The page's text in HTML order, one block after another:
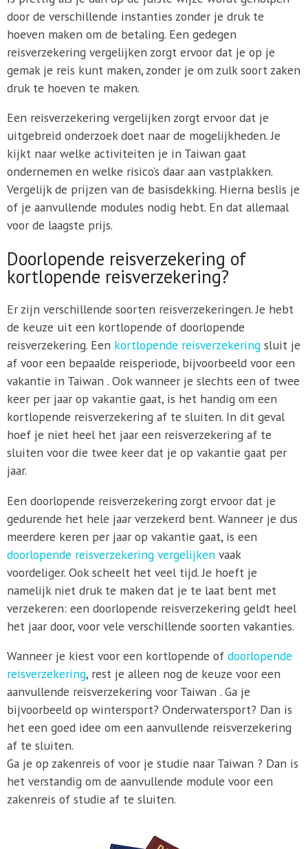
door de verschillende instanties zonder je druk te
hoeven maken om de betaling. Een gedegen
reisverzekering vergelijken zorgt ervoor dat je op je
gemak je reis kunt maken, zonder je om zulk soort zaken
druk te hoeven te maken.
Een reisverzekering vergelijken zorgt ervoor dat je
uitgebreid onderzoek doet naar de mogelijkheden. Je
kijkt naar welke activiteiten je in Taiwan gaat
ondernemen en welke risico’s daar aan vastplakken.
Vergelijk de prijzen van de basisdekking. Hierna beslis je
of je aanvullende modules nodig hebt. En dat allemaal
voor de laagste prijs.
Doorlopende reisverzekering of
kortlopende reisverzekering?
Er zijn verschillende soorten reisverzekeringen. Je hebt
de keuze uit een kortlopende of doorlopende
reisverzekering. Een kortlopende reisverzekeringsluit je
af voor een bepaalde reisperiode, bijvoorbeeld voor een
vakantie in Taiwan . Ook wanneer je slechts een of twee
keer per jaar op vakantie gaat, is het handig om een
kortlopende reisverzekering af te sluiten. In dit geval
hoef je niet heel het jaar een reisverzekering af te
sluiten voor die twee keer dat je op vakantie gaat per
jaar.
Een doorlopende reisverzekering zorgt ervoor dat je
gedurende het hele jaar verzekerd bent. Wanneer je dus
meerdere keren per jaar op vakantie gaat, is een
doorlopende reisverzekering vergelijkenvaak
voordeliger. Ook scheelt het veel tijd. Je hoeft je
namelijk niet druk te maken dat je te laat bent met
verzekeren: een doorlopende reisverzekering geldt heel
het jaar door, voor vele verschillende soorten vakanties.
Wanneer je kiest voor een kortlopende of doorlopende
reisverzekering, rest je alleen nog de keuze voor een
aanvullende reisverzekering voor Taiwan . Ga je
bijvoorbeeld op wintersport? Onderwatersport? Dan is
het een goed idee om een aanvullende reisverzekering
af te sluiten.
Ga je op zakenreis of voor je studie naar Taiwan ? Dan is
het verstandig om de aanvullende module voor een
zakenreis of studie af te sluiten.